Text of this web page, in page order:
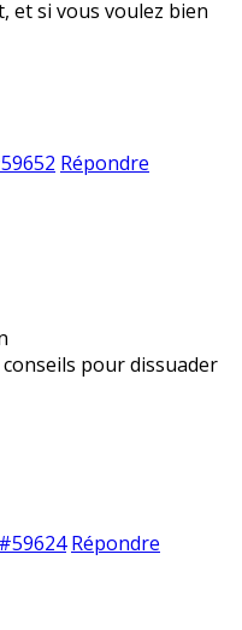
et si vous voulez bien
Répondre
pour dissuader
#59624 Répondre